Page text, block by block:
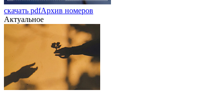
скачать pdfАрхив номеров
Актуальное